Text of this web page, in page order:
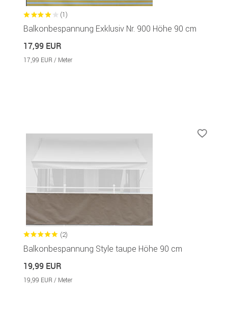
(1)
Balkonbespannung Exklusiv Nr. 900 Höhe 90 cm
17,99 EUR
17,99 EUR / Meter
(2)
Balkonbespannung Style taupe Höhe 90 cm
19,99 EUR
19,99 EUR / Meter